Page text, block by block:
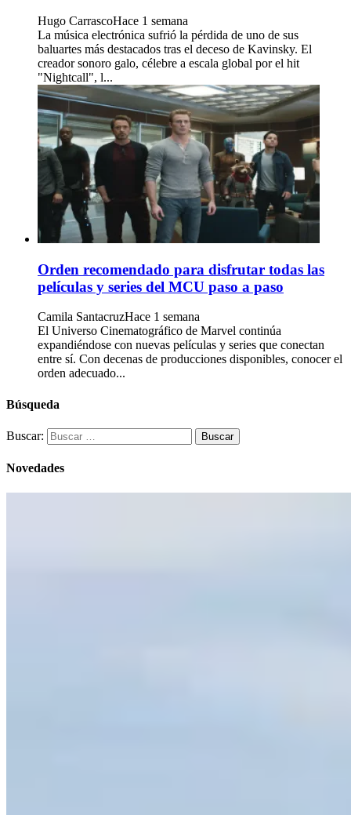
Hugo CarrascoHace 1 semana
La música electrónica sufrió la pérdida de uno de sus
baluartes más destacados tras el deceso de Kavinsky. El
creador sonoro galo, célebre a escala global por el hit
"Nightcall", l...
Orden recomendado para disfrutar todas las
películas y series del MCU paso a paso
Camila SantacruzHace 1 semana
El Universo Cinematográfico de Marvel continúa
expandiéndose con nuevas películas y series que conectan
entre sí. Con decenas de producciones disponibles, conocer el
orden adecuado...
Búsqueda
Buscar:
Novedades